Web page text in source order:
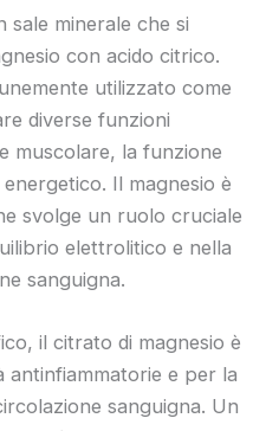
sale minerale che si
con acido citrico.
utilizzato come
diverse funzioni
muscolare, la funzione
Il magnesio è
svolge un ruolo cruciale
elettrolitico e nella
sanguigna.
il citrato di magnesio è
e per la
sanguigna. Un